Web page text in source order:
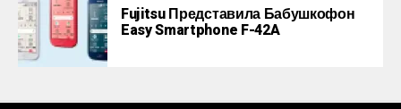
Fujitsu Представила Бабушкофон
Easy Smartphone F-42A